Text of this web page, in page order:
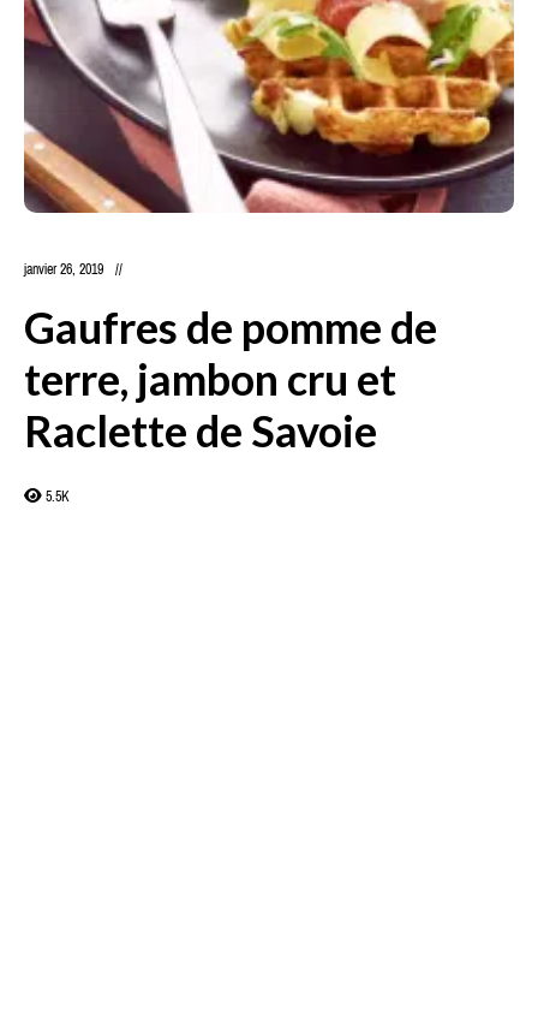
janvier 26, 2019
Gaufres de pomme de
terre, jambon cru et
Raclette de Savoie
5.5K